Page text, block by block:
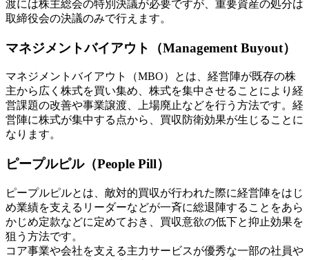
渡には株主総会の特別決議が必要ですが、重要資産の処分は
取締役会の決議のみで行えます。
マネジメントバイアウト（Management Buyout）
マネジメントバイアウト（MBO）とは、経営陣が既存の株
主から広く株式を買い集め、株式を集中させることにより経
営課題の改善や事業譲渡、上場廃止などを行う方法です。経
営陣に株式が集中する点から、買収防衛効果が生じることに
なります。
ピープルピル（People Pill）
ピープルピルとは、敵対的買収が行われた際に経営陣をはじ
め業績を支えるリーダーなどが一斉に総退陣することをあら
かじめ定款などに定めておき、買収意欲の低下と抑止効果を
狙う方法です。
コア事業や会社を支える主力サービスが優秀な一部の社員や